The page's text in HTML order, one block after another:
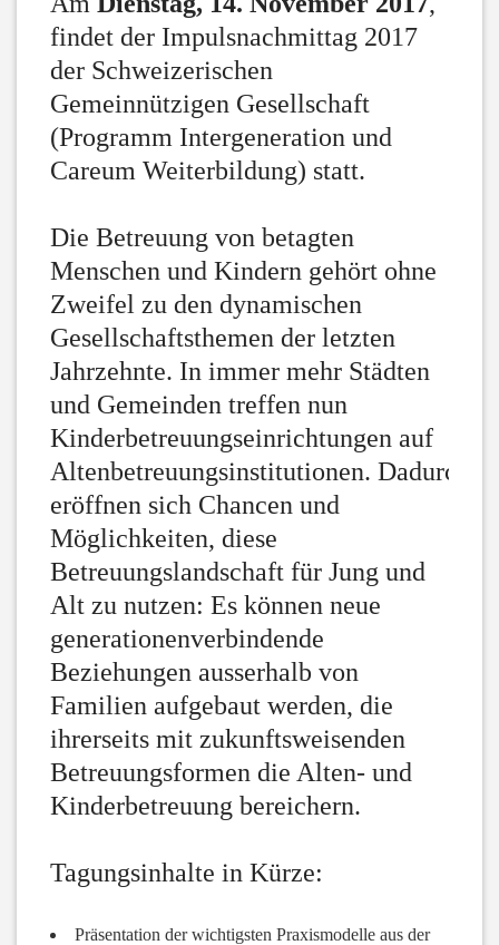
findet der Impulsnachmittag 2017
der Schweizerischen
Gemeinnützigen Gesellschaft
(Programm Intergeneration und
Careum Weiterbildung) statt.
Die Betreuung von betagten
Menschen und Kindern gehört ohne
Zweifel zu den dynamischen
Gesellschaftsthemen der letzten
Jahrzehnte. In immer mehr Städten
und Gemeinden treffen nun
Kinderbetreuungseinrichtungen auf
Altenbetreuungsinstitutionen. Dadurch
eröffnen sich Chancen und
Möglichkeiten, diese
Betreuungslandschaft für Jung und
Alt zu nutzen: Es können neue
generationenverbindende
Beziehungen ausserhalb von
Familien aufgebaut werden, die
ihrerseits mit zukunftsweisenden
Betreuungsformen die Alten- und
Kinderbetreuung bereichern.
Tagungsinhalte in Kürze:
Präsentation der wichtigsten Praxismodelle aus der